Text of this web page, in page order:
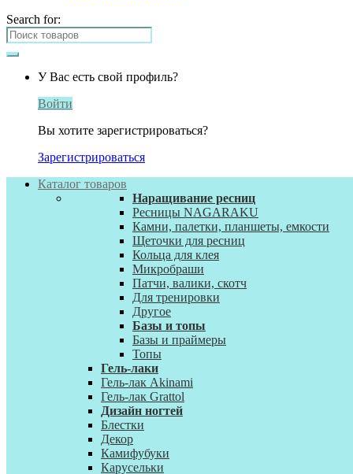
Search for:
У Вас есть свой профиль?
Войти
Вы хотите зарегистрироваться?
Зарегистрироваться
Каталог товаров
Наращивание ресниц
Ресницы NAGARAKU
Камни, палетки, планшеты, емкости
Щеточки для ресниц
Кольца для клея
Микробраши
Патчи, валики, скотч
Для тренировки
Другое
Базы и топы
Базы и праймеры
Топы
Гель-лаки
Гель-лак Akinami
Гель-лак Grattol
Дизайн ногтей
Блестки
Декор
Камифубуки
Карусельки